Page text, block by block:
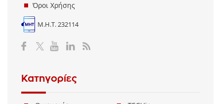
Όροι Χρήσης
Μ.Η.Τ. 232114
Κατηγορίες